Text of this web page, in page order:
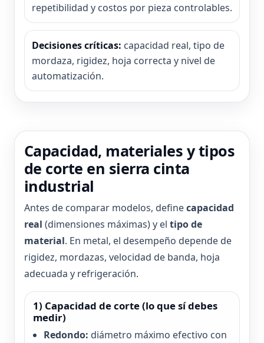
repetibilidad y costos por pieza controlables.
Decisiones críticas: capacidad real, tipo de
mordaza, rigidez, hoja correcta y nivel de
automatización.
Capacidad, materiales y tipos
de corte en sierra cinta
industrial
Antes de comparar modelos, definecapacidad
real (dimensiones máximas) y el tipo de
material. En metal, el desempeño depende de
rigidez, mordazas, velocidad de banda, hoja
adecuada y refrigeración.
1) Capacidad de corte (lo que sí debes
medir)
Redondo: diámetro máximo efectivo con